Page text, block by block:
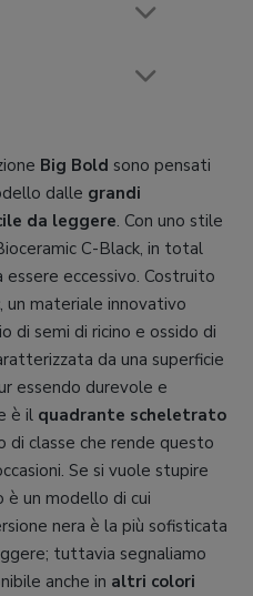
Big Bold sono pensati
dalle grandi
da leggere. Con uno stile
C-Black, in total
eccessivo. Costruito
, un materiale innovativo
di semi di ricino e ossido di
da una superficie
essendo durevole e
è il quadrante scheletrato
di classe che rende questo
Se si vuole stupire
è un modello di cui
nera è la più sofisticata
tuttavia segnaliamo
anche in altri colori